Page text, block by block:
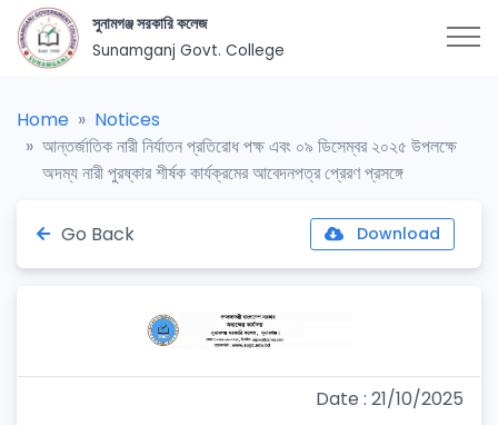
সুনামগঞ্জ সরকারি কলেজ
Sunamganj Govt. College
Home
Notices
আন্তর্জাতিক নারী নির্যাতন প্রতিরোধ পক্ষ এবং ০৯ ডিসেম্বর ২০২৫ উপলক্ষে
অদম্য নারী পুরষ্কার শীর্ষক কার্যক্রমের আবেদনপত্র প্রেরণ প্রসঙ্গে
Go Back Download
Date : 21/10/2025